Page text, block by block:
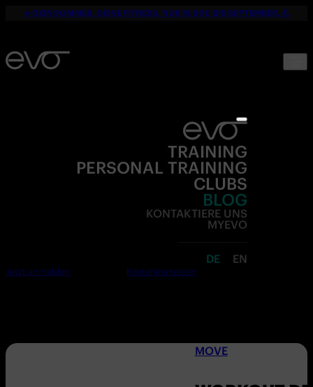
☀️ DEIN SOMMER. DEINE FITNESS. NUR 19,90€ BIS SEPTEMBER. 💪
TRAINING
PERSONAL TRAINING
CLUBS
BLOG
KONTAKTIERE UNS
MYEVO
DE EN
Jetzt anmelden Kostenlos testen
MOVE